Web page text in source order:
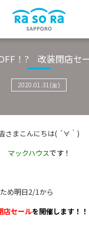
！? 改装閉店セ
2020.01.31(金)
さまこんにちは( ´∀｀)
マックハウスです！
め明日2/1から
店セールを開催します！！